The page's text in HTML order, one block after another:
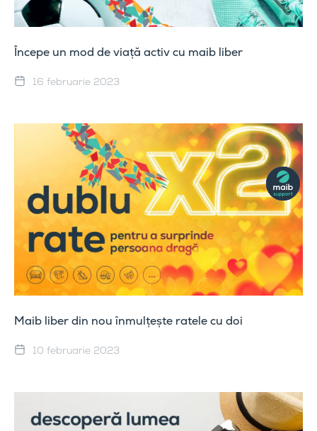
Începe un mod de viață activ cu maib liber
16 februarie 2023
Maib liber din nou înmulțește ratele cu doi
10 februarie 2023